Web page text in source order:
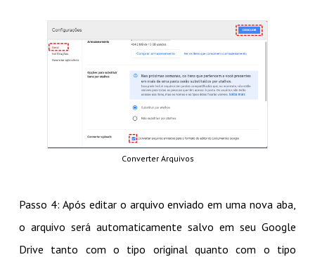
Converter Arquivos
Passo 4: Após editar o arquivo enviado em uma nova aba,
o arquivo será automaticamente salvo em seu Google
Drive tanto com o tipo original quanto com o tipo